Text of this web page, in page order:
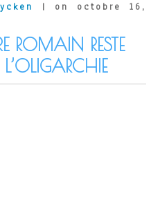
| on octobre 16,
ROMAIN RESTE